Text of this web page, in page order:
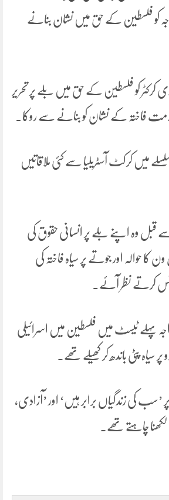
کو فلسطین کے حق میں نشان بنانے
کرکٹر کو فلسطین کے حق میں بلے پر تحریر
فاختہ کے نشان کو بنانے سے روکا۔
میں کرکٹ آسٹریلیا سے کئی ملاقاتیں
وہ اپنے بلے پر انسانی حقوق کی
کا حوالہ اور جوتے پر سیاہ فاختہ کی
کرتے نظر آئے۔
پہلے ٹیسٹ میں فلسطین میں اسرائیلی
پٹی باندھ کر کھیلے تھے۔
’سب کی زندگیاں برابر ہیں‘ اور ’آزادی،
چاہتے تھے۔